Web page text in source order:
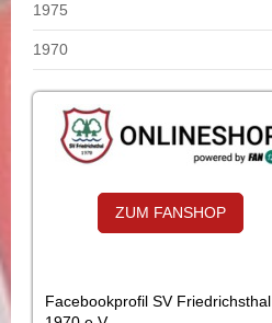
1975
1970
ZUM FANSHOP
Facebookprofil SV Friedrichsthal